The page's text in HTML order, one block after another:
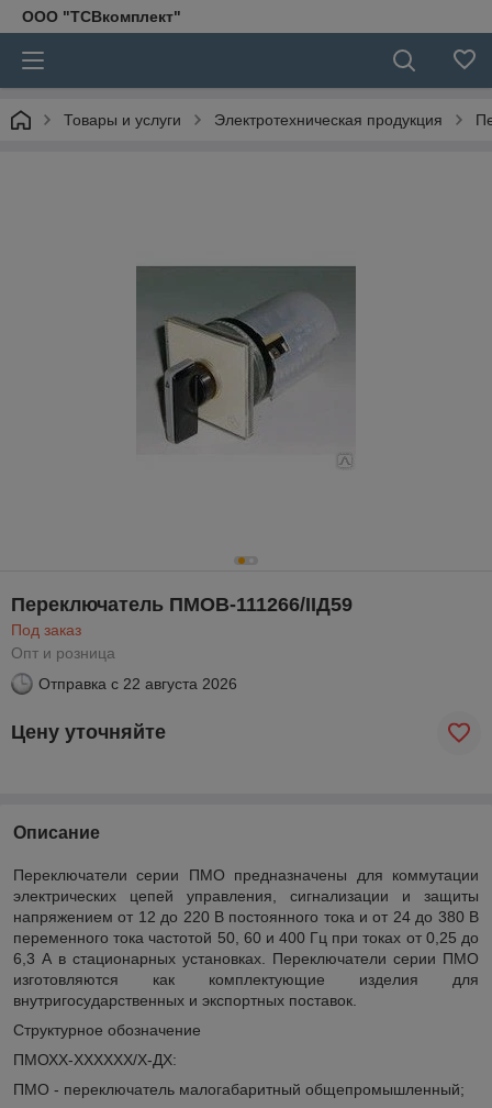
ООО "ТСВкомплект"
Товары и услуги Электротехническая продукция
Переключатель ПМОВ-111266/IIД59
Под заказ
Опт и розница
Отправка с 22 августа 2026
Цену уточняйте
Описание
Переключатели серии ПМО предназначены для коммутации
электрических цепей управления, сигнализации и защиты
напряжением от 12 до 220 В постоянного тока и от 24 до 380 В
переменного тока частотой 50, 60 и 400 Гц при токах от 0,25 до
6,3 А в стационарных установках. Переключатели серии ПМО
изготовляются как комплектующие изделия для
внутригосударственных и экспортных поставок.
Структурное обозначение
ПМОХХ-ХХХХХХ/Х-ДХ:
ПМО - переключатель малогабаритный общепромышленный;